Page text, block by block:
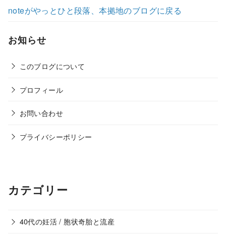
noteがやっとひと段落、本拠地のブログに戻る
お知らせ
このブログについて
プロフィール
お問い合わせ
プライバシーポリシー
カテゴリー
40代の妊活 / 胞状奇胎と流産